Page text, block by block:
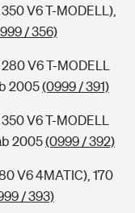
V6 T-MODELL),
/ 356)
V6 T-MODELL
2005(0999 / 391)
V6 T-MODELL
2005(0999 / 392)
V6 4MATIC), 170
/ 393)